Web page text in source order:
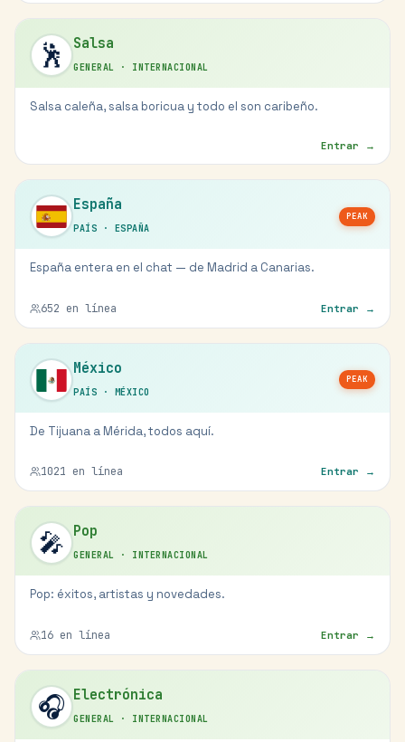
🕺 Salsa
GENERAL · INTERNACIONAL
Salsa caleña, salsa boricua y todo el son caribeño.
Entrar →
España
PAÍS · ESPAÑA
PEAK
España entera en el chat — de Madrid a Canarias.
652 en línea Entrar →
México
PAÍS · MÉXICO
PEAK
De Tijuana a Mérida, todos aquí.
1021 en línea Entrar →
🎤 Pop
GENERAL · INTERNACIONAL
Pop: éxitos, artistas y novedades.
16 en línea Entrar →
🎧 Electrónica
GENERAL · INTERNACIONAL